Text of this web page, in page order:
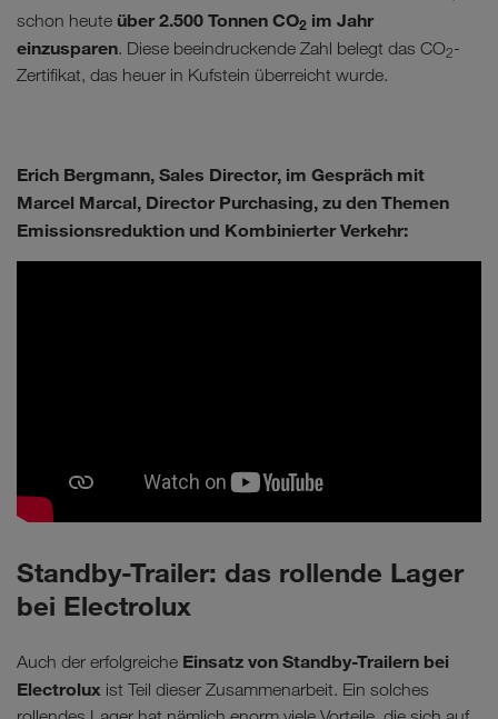
schon heute über 2.500 Tonnen CO2 im Jahr
einzusparen. Diese beeindruckende Zahl belegt das CO2-
Zertifikat, das heuer in Kufstein überreicht wurde.
Erich Bergmann, Sales Director, im Gespräch mit
Marcel Marcal, Director Purchasing, zu den Themen
Emissionsreduktion und Kombinierter Verkehr:
Standby-Trailer: das rollende Lager
bei Electrolux
Auch der erfolgreiche Einsatz von Standby-Trailern bei
Electrolux ist Teil dieser Zusammenarbeit. Ein solches